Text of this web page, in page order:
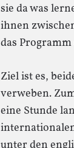
sie da was
ihnen
das
Ziel ist es,
verweben.
eine Stunde